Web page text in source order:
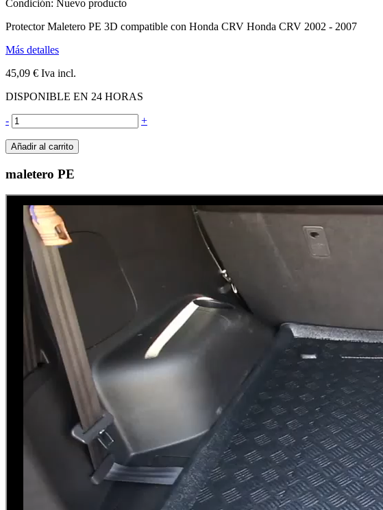
Condición: Nuevo producto
Protector Maletero PE 3D compatible con Honda CRV Honda CRV 2002 - 2007
Más detalles
45,09 € Iva incl.
DISPONIBLE EN 24 HORAS
- +
Añadir al carrito
maletero PE